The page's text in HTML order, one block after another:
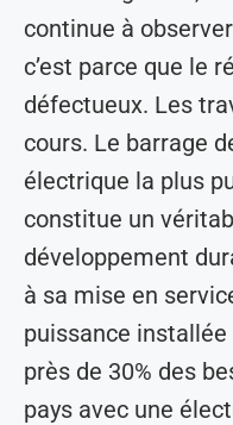
continue à
c’est parce que le
défectueux. Les
cours. Le barrage
électrique la plus
constitue un
développement
à sa mise en
puissance
près de 30% des
pays avec une